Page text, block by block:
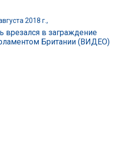
2018 г.,
врезался в заграждение
Британии (ВИДЕО)